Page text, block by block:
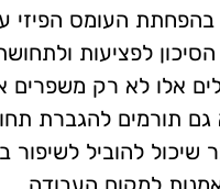
בהפחתת העומס הפיזי
לפציעות
אלו לא רק משפרים
גם תורמים להגברת
שיכול להוביל לשיפור